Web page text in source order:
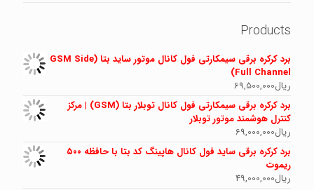
Products
برد کرکره برقی سیمکارتی فول کانال موتور ساید بتا (GSM Side
Full Channel)
ریال69,500,000
برد کرکره برقی سیمکارتی فول کانال توبلار بتا (GSM) | مرکز
کنترل هوشمند موتور توبلار
ریال69,000,000
برد کرکره برقی ساید فول کانال هاپینگ کد بتا با حافظه ۵۰۰
ریموت
ریال49,000,000